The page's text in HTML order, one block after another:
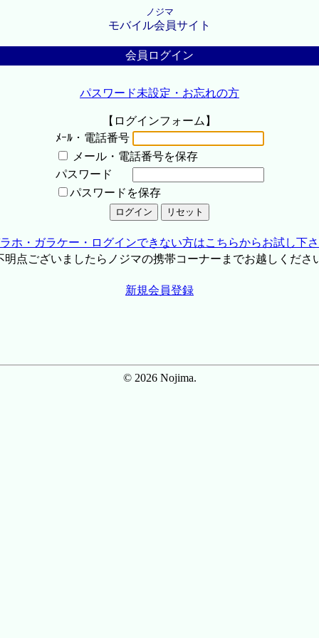
ノジマ
モバイル会員サイト
会員ログイン
パスワード未設定・お忘れの方
【ログインフォーム】
ﾒｰﾙ・電話番号
メール・電話番号を保存
パスワード
パスワードを保存
ホ・ガラケー・ログインできない方はこちらからお試し下
点ございましたらノジマの携帯コーナーまでお越しくださ
新規会員登録
© 2026 Nojima.